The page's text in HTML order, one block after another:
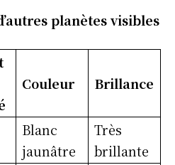
planètes visibles
Couleur Brillance
Blanc
jaunâtre
Très
brillante